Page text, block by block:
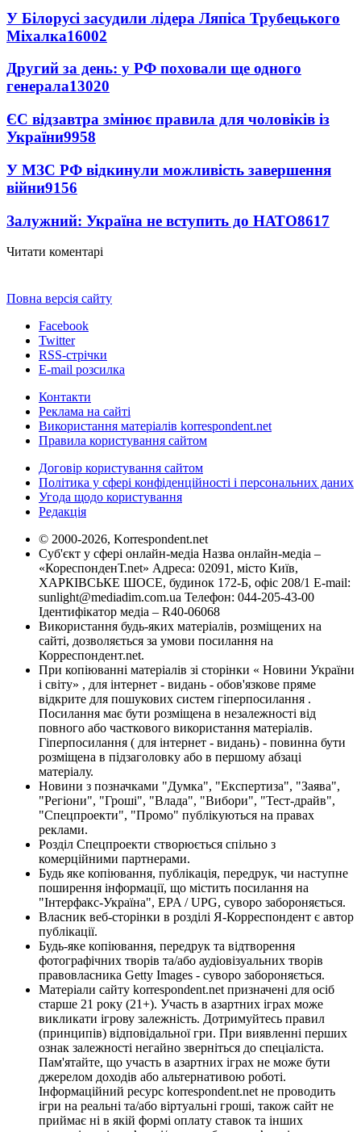
У Білорусі засудили лідера Ляпіса Трубецького
Міхалка16002
Другий за день: у РФ поховали ще одного
генерала13020
ЄС відзавтра змінює правила для чоловіків із
України9958
У МЗС РФ відкинули можливість завершення
війни9156
Залужний: Україна не вступить до НАТО8617
Читати коментарі
Повна версія сайту
Facebook
Twitter
RSS-стрічки
E-mail розсилка
Контакти
Реклама на сайті
Використання матеріалів korrespondent.net
Правила користування сайтом
Договір користування сайтом
Політика у сфері конфіденційності і персональних даних
Угода щодо користування
Редакція
© 2000-2026, Korrespondent.net
Суб'єкт у сфері онлайн-медіа Назва онлайн-медіа –
«КореспонденТ.net» Адреса: 02091, місто Київ,
ХАРКІВСЬКЕ ШОСЕ, будинок 172-Б, офіс 208/1 E-mail:
sunlight@mediadim.com.ua Телефон: 044-205-43-00
Ідентифікатор медіа – R40-06068
Використання будь-яких матеріалів, розміщених на
сайті, дозволяється за умови посилання на
Корреспондент.net.
При копіюванні матеріалів зі сторінки « Новини України
і світу» , для інтернет - видань - обов'язкове пряме
відкрите для пошукових систем гіперпосилання .
Посилання має бути розміщена в незалежності від
повного або часткового використання матеріалів.
Гіперпосилання ( для інтернет - видань) - повинна бути
розміщена в підзаголовку або в першому абзаці
матеріалу.
Новини з позначками "Думка", "Експертиза", "Заява",
"Регіони", "Гроші", "Влада", "Вибори", "Тест-драйв",
"Спецпроекти", "Промо" публікуються на правах
реклами.
Розділ Спецпроекти створюється спільно з
комерційними партнерами.
Будь яке копіювання, публікація, передрук, чи наступне
поширення інформації, що містить посилання на
"Інтерфакс-Україна", EPA / UPG, суворо забороняється.
Власник веб-сторінки в розділі Я-Корреспондент є автор
публікації.
Будь-яке копіювання, передрук та відтворення
фотографічних творів та/або аудіовізуальних творів
правовласника Getty Images - суворо забороняється.
Матеріали сайту korrespondent.net призначені для осіб
старше 21 року (21+). Участь в азартних іграх може
викликати ігрову залежність. Дотримуйтесь правил
(принципів) відповідальної гри. При виявленні перших
ознак залежності негайно зверніться до спеціаліста.
Пам'ятайте, що участь в азартних іграх не може бути
джерелом доходів або альтернативою роботі.
Інформаційний ресурс korrespondent.net не проводить
ігри на реальні та/або віртуальні гроші, також сайт не
приймає ні в якій формі оплату ставок та інших